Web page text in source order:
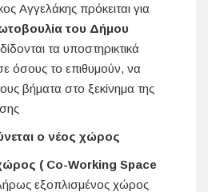
Αγγελάκης πρόκειται για
του Δήμου
τα υποστηρικτικά
όσους το επιθυμούν, να
βήματα στο ξεκίνημα της
ο νέος χώρος
( Co-Working Space
εξοπλισμένος χώρος